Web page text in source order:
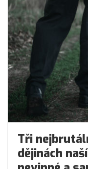
Tři
dějinách